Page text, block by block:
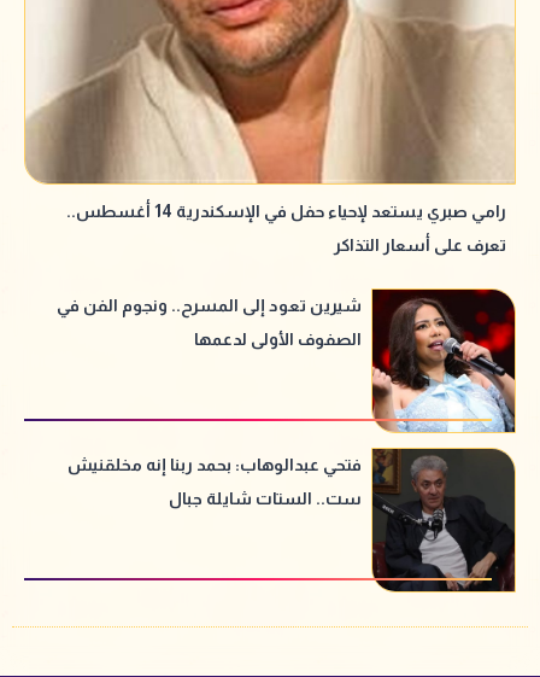
رامي صبري يستعد لإحياء حفل في الإسكندرية 14 أغسطس..
تعرف على أسعار التذاكر
شيرين تعود إلى المسرح.. ونجوم الفن في
الصفوف الأولى لدعمها
فتحي عبدالوهاب: بحمد ربنا إنه مخلقنيش
ست.. الستات شايلة جبال